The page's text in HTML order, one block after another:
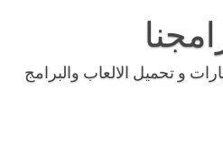
و تحميل الالعاب والبرامج